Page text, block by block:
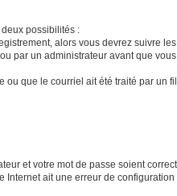
deux possibilités :
alors vous devrez suivre
par un administrateur avant que
que le courriel ait été traité par un
et votre mot de passe soient
ait une erreur de configuration